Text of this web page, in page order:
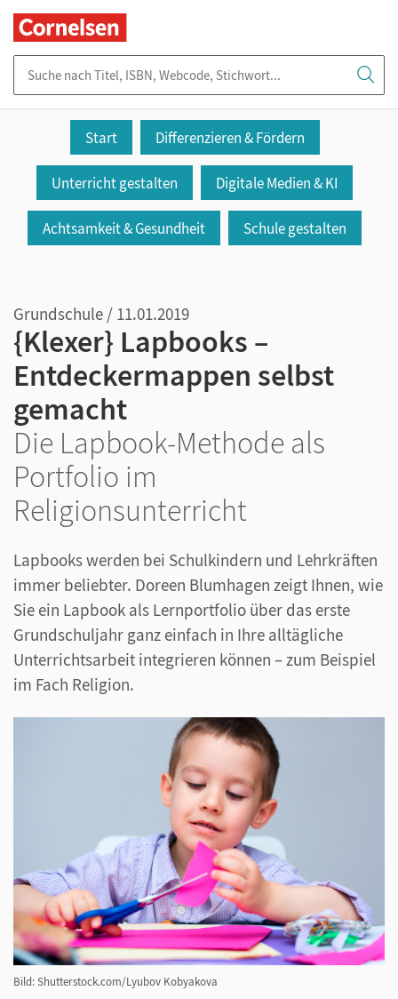
Start Differenzieren & Fördern
Unterricht gestalten Digitale Medien & KI
Achtsamkeit & Gesundheit Schule gestalten
Grundschule / 11.01.2019
{Klexer} Lapbooks –
Entdeckermappen selbst
gemacht
Die Lapbook-Methode als
Portfolio im
Religionsunterricht
Lapbooks werden bei Schulkindern und Lehrkräften
immer beliebter. Doreen Blumhagen zeigt Ihnen, wie
Sie ein Lapbook als Lernportfolio über das erste
Grundschuljahr ganz einfach in Ihre alltägliche
Unterrichtsarbeit integrieren können – zum Beispiel
im Fach Religion.
Bild: Shutterstock.com/Lyubov Kobyakova